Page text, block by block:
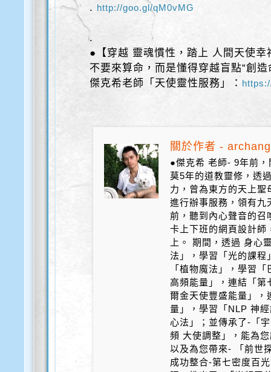
. http://goo.gl/qM0vMG
.
●【穿越 靈魂慣性，踏上 人間天使幸
不要來算命，而是懂得穿越盲點“創造
傑克希老師「天使靈性服務」：
關於作者 -
●傑克希 老師- 9年前
莫5年的道教靈修，透
力，曾為東方的天上
進行辦事服務，領有
前，聽到內心聲音的召
卡上下班的網頁設計師
上。 期間，透過 身心
法」，學習「光的課程
「植物魔法」，學習
高頻能量」，連結「第
爾金天使豐盛能量」，
量」，學習「NLP 神
心法」；並傳承了-「
頻 大使調整」，能為
以及為您帶來- 「前世
成功整合-第七密度百